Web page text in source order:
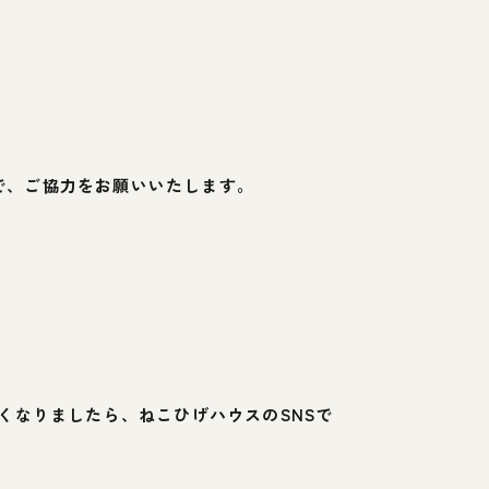
ご協力をお願いいたします。
なりましたら、ねこひげハウスのSNSで